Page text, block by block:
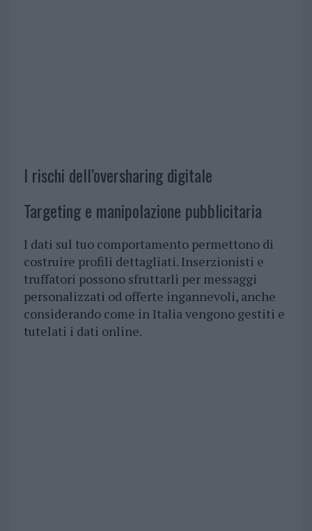
I rischi dell’oversharing digitale
Targeting e manipolazione pubblicitaria
I dati sul tuo comportamento permettono di
costruire profili dettagliati. Inserzionisti e
truffatori possono sfruttarli per messaggi
personalizzati od offerte ingannevoli, anche
considerando come in Italia vengono gestiti e
tutelati i dati online.